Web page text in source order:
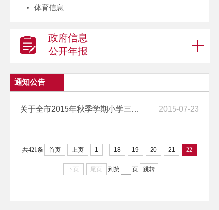
体育信息
政府信息
公开年报
通知公告
关于全市2015年秋季学期小学三年级书法教材选用的公示 2015-07-23
共421条 首页 上页 1 ... 18 19 20 21 22
下页 尾页 到第 页 跳转